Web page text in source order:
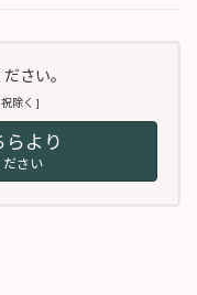
さい。
除く ]
より
ださい